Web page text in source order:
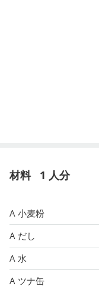
材料 1 人分
A 小麦粉
A だし
A 水
A ツナ缶